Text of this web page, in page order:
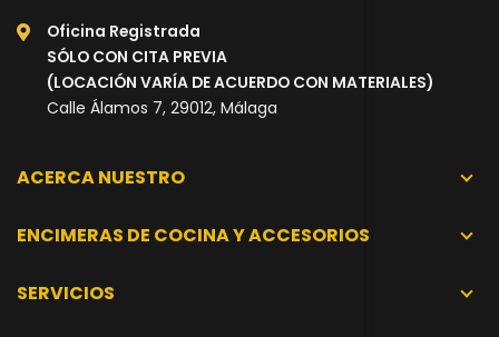
Oficina Registrada
SÓLO CON CITA PREVIA
(LOCACIÓN VARÍA DE ACUERDO CON MATERIALES)
Calle Álamos 7, 29012, Málaga
ACERCA NUESTRO
ENCIMERAS DE COCINA Y ACCESORIOS
SERVICIOS